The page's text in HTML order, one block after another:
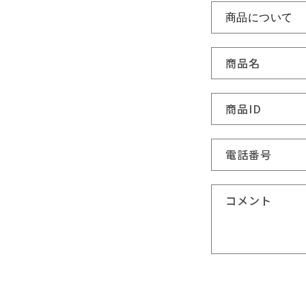
い
合
わ
せ
フ
ォ
ー
ム
商品名
商品ID
電話番号
コメント